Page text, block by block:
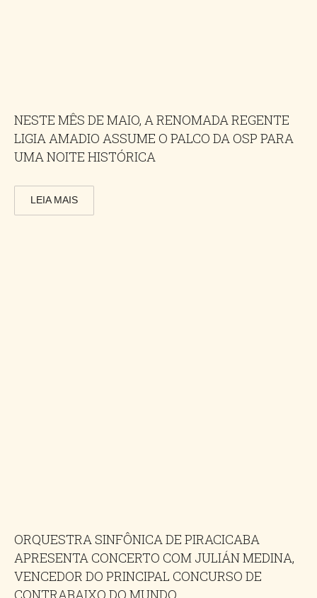
NESTE MÊS DE MAIO, A RENOMADA REGENTE
LIGIA AMADIO ASSUME O PALCO DA OSP PARA
UMA NOITE HISTÓRICA
LEIA MAIS
ORQUESTRA SINFÔNICA DE PIRACICABA
APRESENTA CONCERTO COM JULIÁN MEDINA,
VENCEDOR DO PRINCIPAL CONCURSO DE
CONTRABAIXO DO MUNDO